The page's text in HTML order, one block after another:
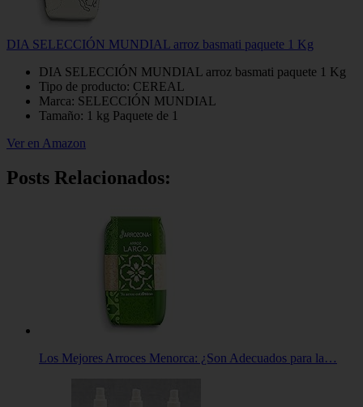
DIA SELECCIÓN MUNDIAL arroz basmati paquete 1 Kg
DIA SELECCIÓN MUNDIAL arroz basmati paquete 1 Kg
Tipo de producto: CEREAL
Marca: SELECCIÓN MUNDIAL
Tamaño: 1 kg Paquete de 1
Ver en Amazon
Posts Relacionados:
Los Mejores Arroces Menorca: ¿Son Adecuados para la…